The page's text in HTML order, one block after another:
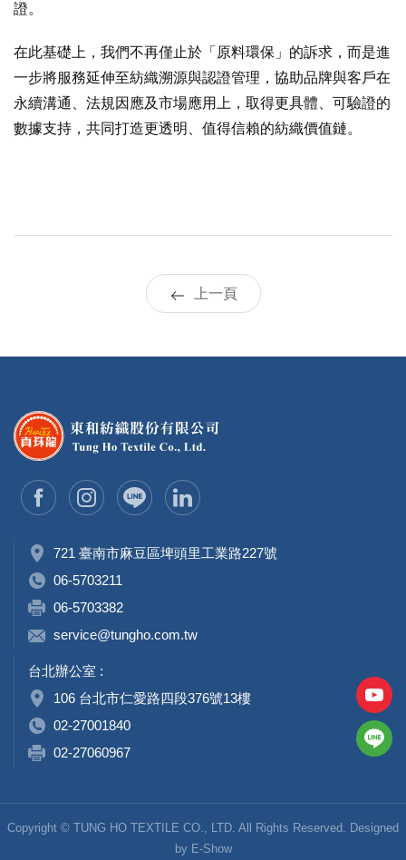
證。
在此基礎上，我們不再僅止於「原料環保」的訴求，而是進
一步將服務延伸至紡織溯源與認證管理，協助品牌與客戶在
永續溝通、法規因應及市場應用上，取得更具體、可驗證的
數據支持，共同打造更透明、值得信賴的紡織價值鏈。
上一頁
721 臺南市麻豆區埤頭里工業路227號
06-5703211
06-5703382
service@tungho.com.tw
台北辦公室 :
106 台北市仁愛路四段376號13樓
02-27001840
02-27060967
Copyright © TUNG HO TEXTILE CO., LTD. All Rights Reserved. Designed
by E-Show